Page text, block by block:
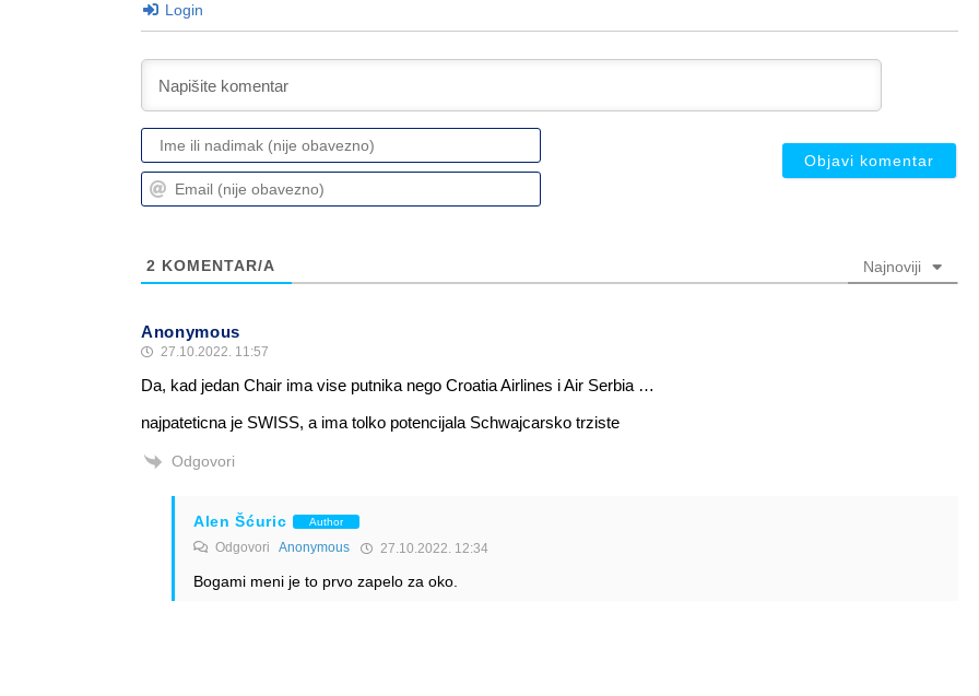
Login
Ime
ili
nadimak
Email
(nije
2 KOMENTAR/A Najnoviji
Anonymous
27.10.2022. 11:57
Da, kad jedan Chair ima vise putnika nego Croatia Airlines i Air Serbia …
najpateticna je SWISS, a ima tolko potencijala Schwajcarsko trziste
Odgovori
Alen Šćuric Author
Odgovori Anonymous 27.10.2022. 12:34
Bogami meni je to prvo zapelo za oko.